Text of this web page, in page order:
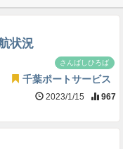
状況
さんばしひろば
千葉ポートサービス
2023/1/15 967